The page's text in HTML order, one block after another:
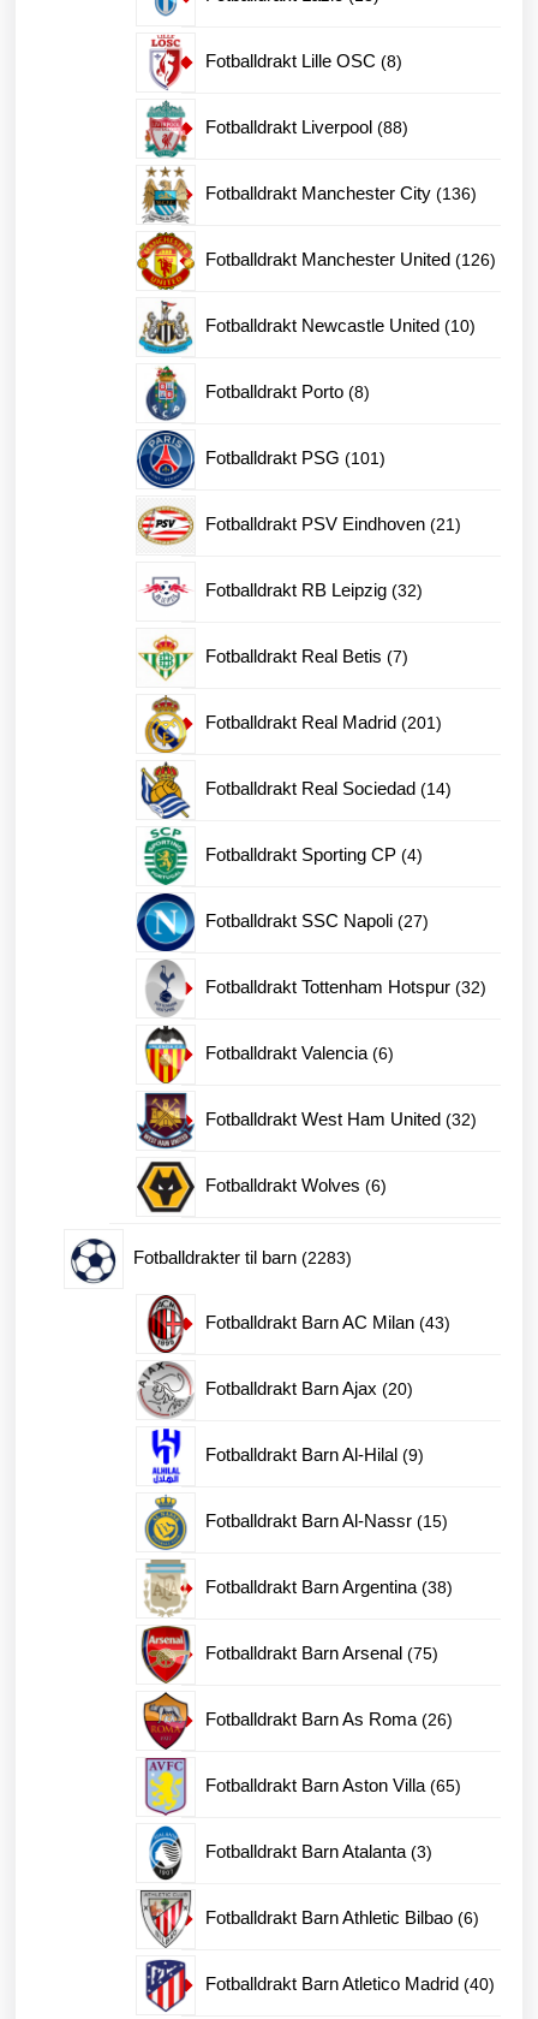
Fotballdrakt Lille OSC 88
Fotballdrakt Liverpool 8888
Fotballdrakt Manchester City 136136
Fotballdrakt Manchester United 126126
Fotballdrakt Newcastle United 1010
Fotballdrakt Porto 88
Fotballdrakt PSG 101101
Fotballdrakt PSV Eindhoven 2121
Fotballdrakt RB Leipzig 3232
Fotballdrakt Real Betis 77
Fotballdrakt Real Madrid 201201
Fotballdrakt Real Sociedad 1414
Fotballdrakt Sporting CP 44
Fotballdrakt SSC Napoli 2727
Fotballdrakt Tottenham Hotspur 3232
Fotballdrakt Valencia 66
Fotballdrakt West Ham United 3232
Fotballdrakt Wolves 66
Fotballdrakter til barn 22832283
Fotballdrakt Barn AC Milan 4343
Fotballdrakt Barn Ajax 2020
Fotballdrakt Barn Al-Hilal 99
Fotballdrakt Barn Al-Nassr 1515
Fotballdrakt Barn Argentina 3838
Fotballdrakt Barn Arsenal 7575
Fotballdrakt Barn As Roma 2626
Fotballdrakt Barn Aston Villa 6565
Fotballdrakt Barn Atalanta 33
Fotballdrakt Barn Athletic Bilbao 66
Fotballdrakt Barn Atletico Madrid 4040